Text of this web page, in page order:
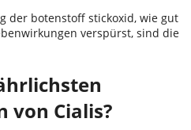
der botenstoff stickoxid, wie gut
verspürst, sind die
von Cialis?